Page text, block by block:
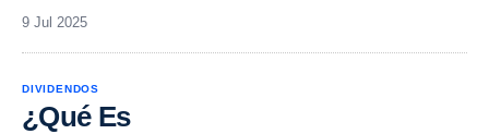
9 Jul 2025
DIVIDENDOS
¿Qué Es